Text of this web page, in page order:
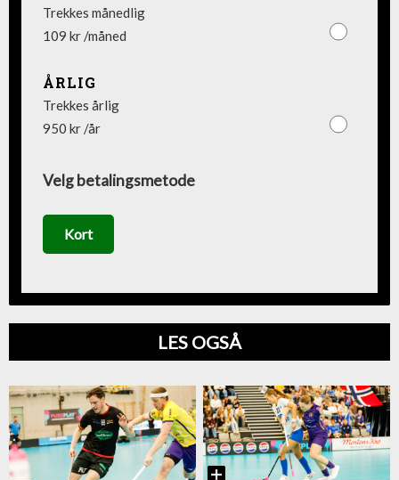
Trekkes månedlig
109 kr /måned
ÅRLIG
Trekkes årlig
950 kr /år
Velg betalingsmetode
Kort
LES OGSÅ